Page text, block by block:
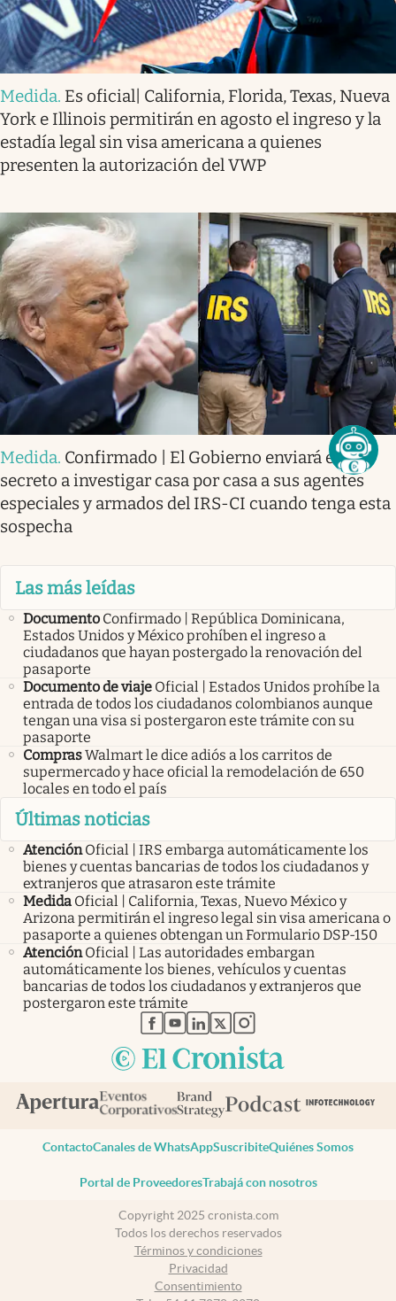
Medida. Es oficial| California, Florida, Texas, Nueva
York e Illinois permitirán en agosto el ingreso y la
estadía legal sin visa americana a quienes
presenten la autorización del VWP
Medida. Confirmado | El Gobierno enviará en
secreto a investigar casa por casa a sus agentes
especiales y armados del IRS-CI cuando tenga esta
sospecha
Las más leídas
Documento Confirmado | República Dominicana,
Estados Unidos y México prohíben el ingreso a
ciudadanos que hayan postergado la renovación del
pasaporte
Documento de viaje Oficial | Estados Unidos prohíbe la
entrada de todos los ciudadanos colombianos aunque
tengan una visa si postergaron este trámite con su
pasaporte
ComprasWalmart le dice adiós a los carritos de
supermercado y hace oficial la remodelación de 650
locales en todo el país
Últimas noticias
Atención Oficial | IRS embarga automáticamente los
bienes y cuentas bancarias de todos los ciudadanos y
extranjeros que atrasaron este trámite
Medida Oficial | California, Texas, Nuevo México y
Arizona permitirán el ingreso legal sin visa americana o
pasaporte a quienes obtengan un Formulario DSP-150
Atención Oficial | Las autoridades embargan
automáticamente los bienes, vehículos y cuentas
bancarias de todos los ciudadanos y extranjeros que
postergaron este trámite
abre en nueva pestaña
abre en nueva pestaña
abre en nueva pestaña
abre en nueva pestaña
abre en nueva pestaña
ContactoCanales de WhatsAppSuscribiteQuiénes Somos
Portal de ProveedoresTrabajá con nosotros
Copyright 2025 cronista.com
Todos los derechos reservados
Términos y condiciones
Privacidad
Consentimiento